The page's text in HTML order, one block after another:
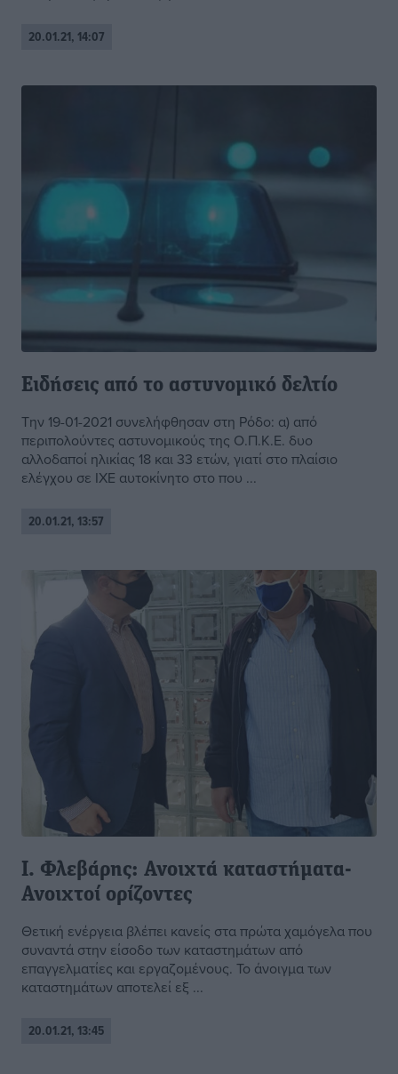
20.01.21, 14:07
Ειδήσεις από το αστυνομικό δελτίο
Την 19-01-2021 συνελήφθησαν στη Ρόδο: α) από
περιπολούντες αστυνομικούς της Ο.Π.Κ.Ε. δυο
αλλοδαποί ηλικίας 18 και 33 ετών, γιατί στο πλαίσιο
ελέγχου σε ΙΧΕ αυτοκίνητο στο που ...
20.01.21, 13:57
Ι. Φλεβάρης: Ανοιχτά καταστήματα-
Ανοιχτοί ορίζοντες
Θετική ενέργεια βλέπει κανείς στα πρώτα χαμόγελα που
συναντά στην είσοδο των καταστημάτων από
επαγγελματίες και εργαζομένους. Το άνοιγμα των
καταστημάτων αποτελεί εξ ...
20.01.21, 13:45